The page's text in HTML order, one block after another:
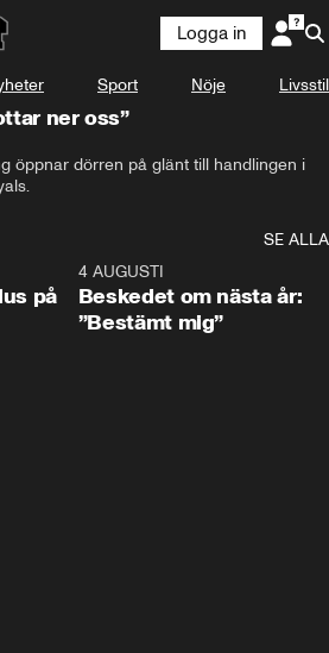
Logga in
Sport Nöje Livsstil
ner oss”
öppnar dörren på glänt till handlingen i
SE ALLA
på
4 AUGUSTI
Beskedet om nästa år:
”Bestämt mig”